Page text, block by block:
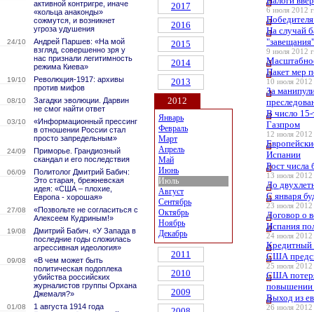
активной контригре, иначе
«кольца анаконды»
сожмутся, и возникнет
угроза удушения
24/10
Андрей Паршев: «На мой
взгляд, совершенно зря у
нас признали легитимность
режима Киева»
19/10
Революция-1917: архивы
против мифов
08/10
Загадки эволюции. Дарвин
не смог найти ответ
03/10
«Информационный прессинг
в отношении России стал
просто запредельным»
24/09
Приморье. Грандиозный
скандал и его последствия
06/09
Политолог Дмитрий Бабич:
Это старая, брежневская
идея: «США – плохие,
Европа - хорошая»
27/08
«Позвольте не согласиться с
Алексеем Кудриным!»
19/08
Дмитрий Бабич. «У Запада в
последние годы сложилась
агрессивная идеология»
09/08
«В чем может быть
политическая подоплека
убийства российских
журналистов группы Орхана
Джемаля?»
01/08
1 августа 1914 года
2017
2016
2015
2014
2013
2012
Январь
Февраль
Март
Апрель
Май
Июнь
Июль
Август
Сентябрь
Октябрь
Ноябрь
Декабрь
2011
2010
2009
6 июля 2012
На случай
"завещания"
9 июля 2012
Пакет мер
10 июля 2012
За
В число
Газпром
12 июля 2012
Испании
Рост числа
13 июля 2012
До
С января
23 июля 2012
Договор о
Испания
24 июля 2012
Кредитный
США
25 июля 2012
США
повышении
Выход из
26 июля 2012